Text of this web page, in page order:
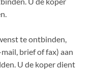
te ontbinden,
brief of fax) aan
U de koper dient